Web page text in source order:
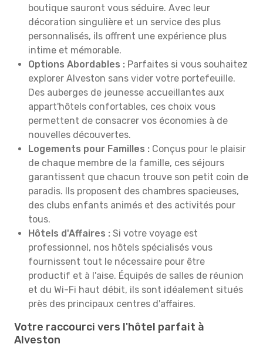
boutique sauront vous séduire. Avec leur
décoration singulière et un service des plus
personnalisés, ils offrent une expérience plus
intime et mémorable.
Options Abordables : Parfaites si vous souhaitez
explorer Alveston sans vider votre portefeuille.
Des auberges de jeunesse accueillantes aux
appart'hôtels confortables, ces choix vous
permettent de consacrer vos économies à de
nouvelles découvertes.
Logements pour Familles : Conçus pour le plaisir
de chaque membre de la famille, ces séjours
garantissent que chacun trouve son petit coin de
paradis. Ils proposent des chambres spacieuses,
des clubs enfants animés et des activités pour
tous.
Hôtels d'Affaires : Si votre voyage est
professionnel, nos hôtels spécialisés vous
fournissent tout le nécessaire pour être
productif et à l'aise. Équipés de salles de réunion
et du Wi-Fi haut débit, ils sont idéalement situés
près des principaux centres d'affaires.
Votre raccourci vers l'hôtel parfait à
Alveston